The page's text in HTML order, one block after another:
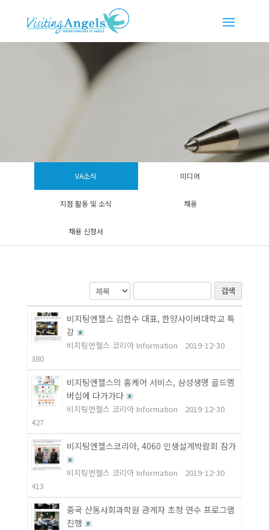
VA소식 미디어
지점 활동 및 소식 채용
채용 신청서
검색
비지팅엔젤스 김한수 대표, 한양사이버대학교 특
강
비지팅엔젤스 코리아 Information
2019-12-30
380
비지팅엔젤스의 홈케어 서비스, 삼성생명 골드멤
버십에 다가가다
비지팅엔젤스 코리아 Information
2019-12-30
427
비지팅엔젤스코리아, 4060 인생설계박람회 참가
비지팅엔젤스 코리아 Information
2019-12-30
413
중국 산동사회과학원 관계자 초청 연수 프로그램
진행